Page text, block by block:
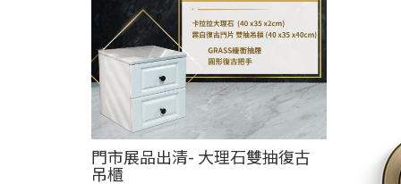
門市展品出清- 大理石雙抽復古
吊櫃